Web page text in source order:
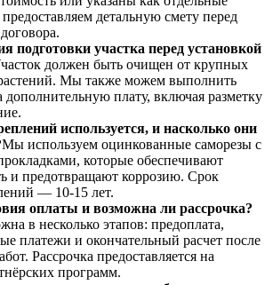
детальную смету перед
подготовки участка перед установкой
должен быть очищен от крупных
Мы также можем выполнить
дополнительную плату, включая разметку
используется, и насколько они
Мы используем оцинкованные саморезы с
которые обеспечивают
и предотвращают коррозию. Срок
— 10-15 лет.
оплаты и возможна ли рассрочка?
в несколько этапов: предоплата,
платежи и окончательный расчет после
Рассрочка предоставляется на
программ.